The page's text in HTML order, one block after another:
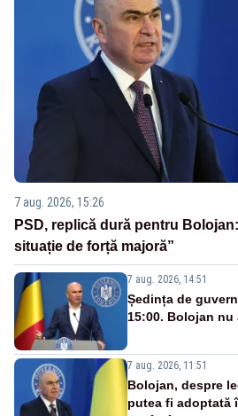
7 aug. 2026, 15:26
PSD, replică dură pentru
situație de forță majoră”
7 aug. 2026, 14:51
Ședința de
15:00. Bolojan
7 aug. 2026, 11:51
Bolojan, despre
putea fi adoptată